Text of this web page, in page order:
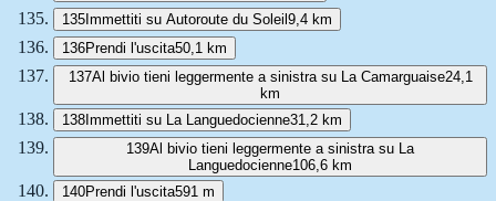
135Immettiti su Autoroute du Soleil9,4 km
136Prendi l'uscita50,1 km
137Al bivio tieni leggermente a sinistra su La Camarguaise24,1
km
138Immettiti su La Languedocienne31,2 km
139Al bivio tieni leggermente a sinistra su La
Languedocienne106,6 km
140Prendi l'uscita591 m